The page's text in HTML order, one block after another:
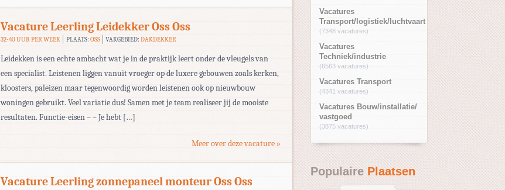
Vacature Leerling Leidekker Oss Oss
32-40 UUR PER WEEK PLAATS: OSS VAKGEBIED:DAKDEKKER
Leidekken is een echte ambacht wat je in de praktijk leert onder de vleugels van
een specialist. Leistenen liggen vanuit vroeger op de luxere gebouwen zoals kerken,
kloosters, paleizen maar tegenwoordig worden leistenen ook op nieuwbouw
woningen gebruikt. Veel variatie dus! Samen met je team realiseer jij de mooiste
resultaten. Functie-eisen – – Je hebt […]
Meer over deze vacature »
Vacature Leerling zonnepaneel monteur Oss Oss
Vacatures
Transport/logistiek/luchtvaart
(7348 vacatures)
Vacatures
Techniek/industrie
(6563 vacatures)
Vacatures Transport
(4341 vacatures)
Vacatures Bouw/installatie/
vastgoed
(3875 vacatures)
Populaire Plaatsen